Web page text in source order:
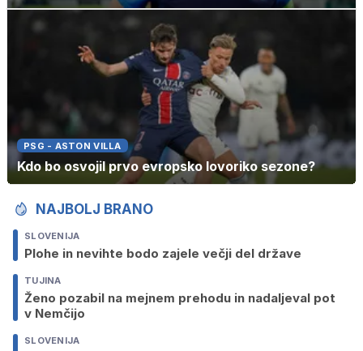
PSG - ASTON VILLA
Kdo bo osvojil prvo evropsko lovoriko sezone?
NAJBOLJ BRANO
SLOVENIJA
Plohe in nevihte bodo zajele večji del države
TUJINA
Ženo pozabil na mejnem prehodu in nadaljeval pot
v Nemčijo
SLOVENIJA